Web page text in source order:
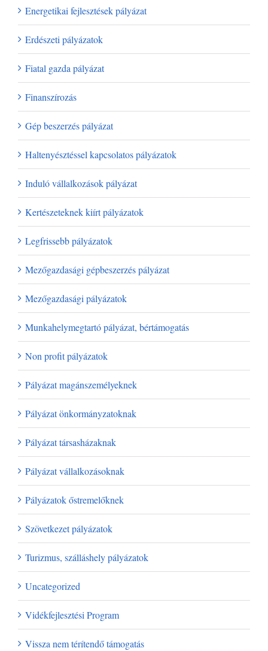
Energetikai fejlesztések pályázat
Erdészeti pályázatok
Fiatal gazda pályázat
Finanszírozás
Gép beszerzés pályázat
Haltenyésztéssel kapcsolatos pályázatok
Induló vállalkozások pályázat
Kertészeteknek kiírt pályázatok
Legfrissebb pályázatok
Mezőgazdasági gépbeszerzés pályázat
Mezőgazdasági pályázatok
Munkahelymegtartó pályázat, bértámogatás
Non profit pályázatok
Pályázat magánszemélyeknek
Pályázat önkormányzatoknak
Pályázat társasházaknak
Pályázat vállalkozásoknak
Pályázatok őstremelőknek
Szövetkezet pályázatok
Turizmus, szálláshely pályázatok
Uncategorized
Vidékfejlesztési Program
Vissza nem térítendő támogatás